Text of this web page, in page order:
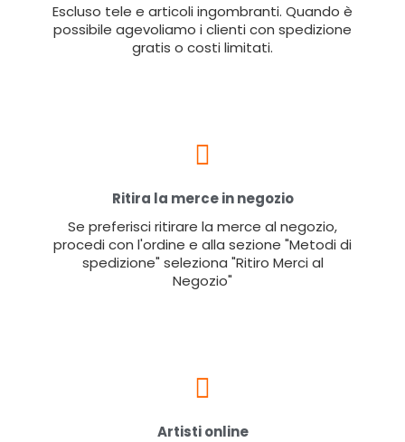
Escluso tele e articoli ingombranti. Quando è
possibile agevoliamo i clienti con spedizione
gratis o costi limitati.
Ritira la merce in negozio
Se preferisci ritirare la merce al negozio,
procedi con l'ordine e alla sezione "Metodi di
spedizione" seleziona "Ritiro Merci al
Negozio"
Artisti online